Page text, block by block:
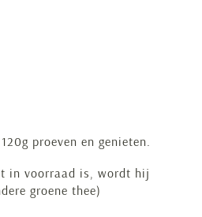
proeven en genieten.
in voorraad is, wordt hij
groene thee)